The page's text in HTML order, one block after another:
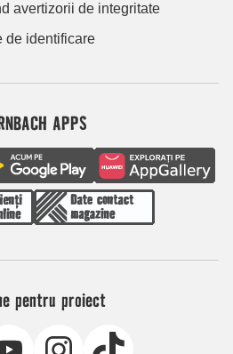
avertizorii de integritate
de identificare
APPS
pentru proiect